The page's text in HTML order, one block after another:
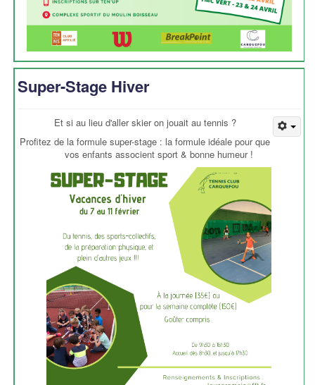
Super-Stage Hiver
Et si au lieu d'aller skier on jouait au tennis ?
Profitez de la formule super-stage : la formule idéale pour que
vos enfants associent sport & bonne humeur !